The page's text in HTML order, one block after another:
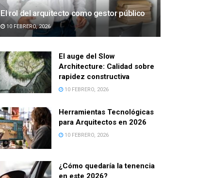
El rol del arquitecto como gestor público
10 FEBRERO, 2026
El auge del Slow
Architecture: Calidad sobre
rapidez constructiva
10 FEBRERO, 2026
Herramientas Tecnológicas
para Arquitectos en 2026
10 FEBRERO, 2026
¿Cómo quedaría la tenencia
en este 2026?